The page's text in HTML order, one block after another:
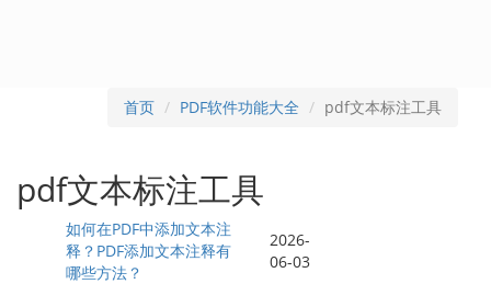
首页 PDF软件功能大全 pdf文本标注工具
pdf文本标注工具
如何在PDF中添加文本注
释？PDF添加文本注释有
哪些方法？
2026-
06-03